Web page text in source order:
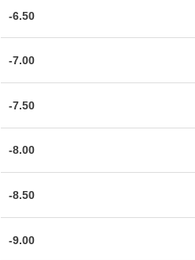
-6.50
-7.00
-7.50
-8.00
-8.50
-9.00